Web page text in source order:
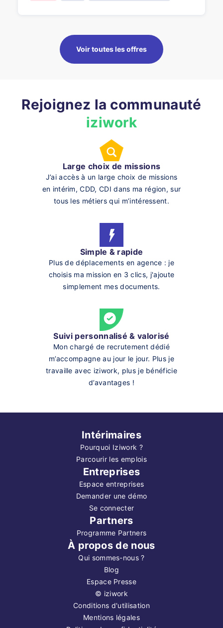
Voir toutes les offres
Rejoignez la communauté
iziwork
Large choix de missions
J’ai accès à un large choix de missions
en intérim, CDD, CDI dans ma région, sur
tous les métiers qui m’intéressent.
Simple & rapide
Plus de déplacements en agence : je
choisis ma mission en 3 clics, j'ajoute
simplement mes documents.
Suivi personnalisé & valorisé
Mon chargé de recrutement dédié
m’accompagne au jour le jour. Plus je
travaille avec iziwork, plus je bénéficie
d’avantages !
Intérimaires
Pourquoi Iziwork ?
Parcourir les emplois
Entreprises
Espace entreprises
Demander une démo
Se connecter
Partners
Programme Partners
À propos de nous
Qui sommes-nous ?
Blog
Espace Presse
© iziwork
Conditions d'utilisation
Mentions légales